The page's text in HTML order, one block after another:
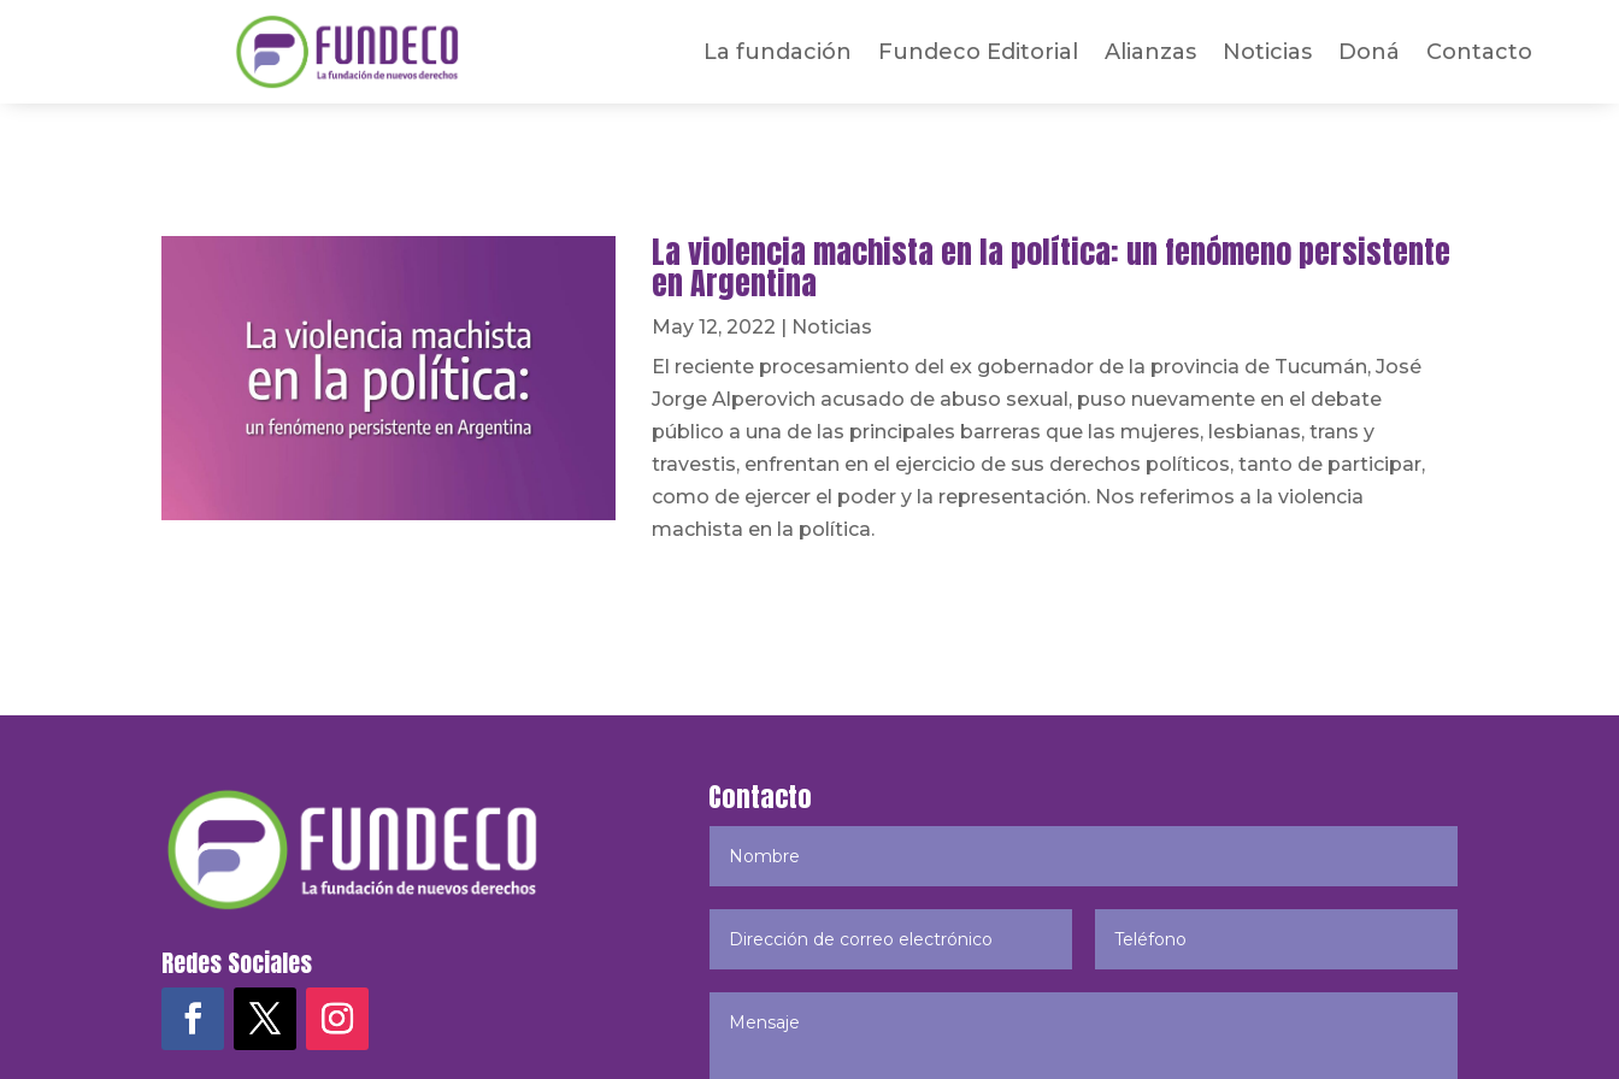
La fundación Fundeco Editorial Alianzas Noticias Doná Contacto
La violencia machista en la política: un fenómeno persistente
en Argentina
May 12, 2022
Noticias
El reciente procesamiento del ex gobernador de la provincia de Tucumán, José
Jorge Alperovich acusado de abuso sexual, puso nuevamente en el debate
público a una de las principales barreras que las mujeres, lesbianas, trans y
travestis, enfrentan en el ejercicio de sus derechos políticos, tanto de participar,
como de ejercer el poder y la representación. Nos referimos a la violencia
machista en la política.
Redes Sociales
Contacto